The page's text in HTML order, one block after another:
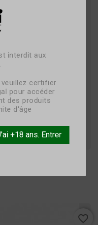
interdit aux
certifier
pour accéder
des produits
d'âge
+18 ans. Entrer
HOLY - LIQUIDEO
favorite_border